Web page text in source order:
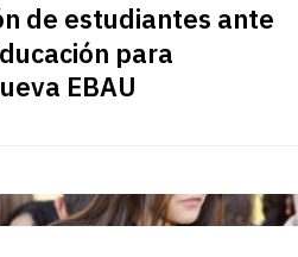
de estudiantes ante
para
EBAU